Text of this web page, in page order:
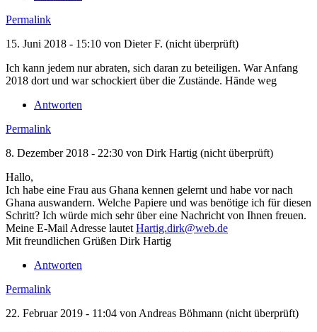
Permalink
15. Juni 2018 - 15:10 von Dieter F. (nicht überprüft)
Ich kann jedem nur abraten, sich daran zu beteiligen. War Anfang
2018 dort und war schockiert über die Zustände. Hände weg
Antworten
Permalink
8. Dezember 2018 - 22:30 von Dirk Hartig (nicht überprüft)
Hallo,
Ich habe eine Frau aus Ghana kennen gelernt und habe vor nach
Ghana auswandern. Welche Papiere und was benötige ich für diesen
Schritt? Ich würde mich sehr über eine Nachricht von Ihnen freuen.
Meine E-Mail Adresse lautet Hartig.dirk@web.de
Mit freundlichen Grüßen Dirk Hartig
Antworten
Permalink
22. Februar 2019 - 11:04 von Andreas Böhmann (nicht überprüft)